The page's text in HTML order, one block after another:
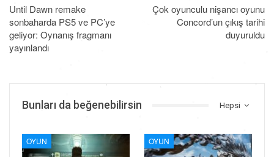
Until Dawn remake
sonbaharda PS5 ve PC’ye
geliyor: Oynanış fragmanı
yayınlandı
Çok oyunculu nişancı oyunu
Concord’un çıkış tarihi
duyuruldu
Hepsi
Bunları da beğenebilirsin
OYUN OYUN